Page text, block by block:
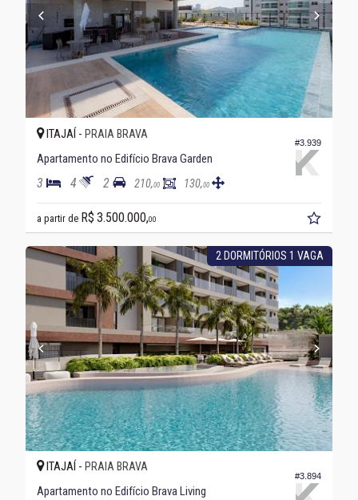
#3.939
ITAJAÍ - PRAIA BRAVA
Apartamento no Edifício Brava Garden
3 4 2 210,00 130,00
a partir de R$ 3.500.000,00
2 DORMITÓRIOS 1 VAGA
#3.894
ITAJAÍ - PRAIA BRAVA
Apartamento no Edifício Brava Living